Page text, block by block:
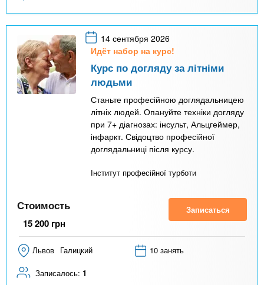
14 сентября 2026
Идёт набор на курс!
Курс по догляду за літніми
людьми
Станьте професійною доглядальницею
літніх людей. Опануйте техніки догляду
при 7+ діагнозах: інсульт, Альцгеймер,
інфаркт. Свідоцтво професійної
доглядальниці після курсу.
Інститут професійної турботи
Стоимость
15 200 грн
Записаться
Львов Галицкий 10 занять
Записалось: 1